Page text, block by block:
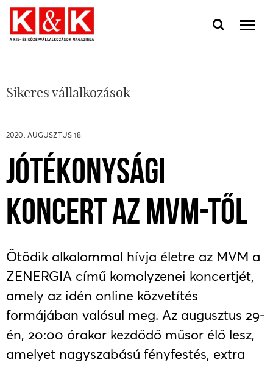
Sikeres vállalkozások
2020. AUGUSZTUS 18.
JÓTÉKONYSÁGI
KONCERT AZ MVM-TŐL
Ötödik alkalommal hívja életre az MVM a
ZENERGIA című komolyzenei koncertjét,
amely az idén online közvetítés
formájában valósul meg. Az augusztus 29-
én, 20:00 órakor kezdődő műsor élő lesz,
amelyet nagyszabású fényfestés, extra